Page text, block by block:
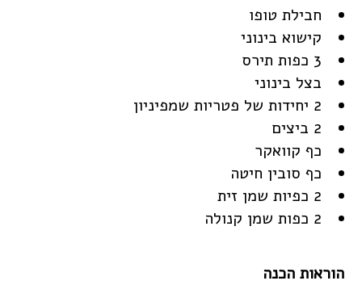
חבילת טופו
קישוא בינוני
3 כפות תירס
בצל בינוני
2 יחידות של פטריות שמפיניון
2 ביצים
כף קוואקר
כף סובין חיטה
2 כפיות שמן זית
2 כפות שמן קנולה
הוראות הכנה